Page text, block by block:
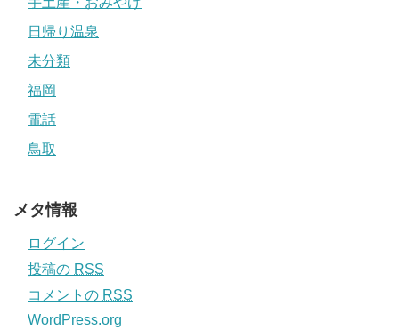
日帰り温泉
未分類
福岡
電話
鳥取
メタ情報
ログイン
投稿の RSS
コメントの RSS
WordPress.org